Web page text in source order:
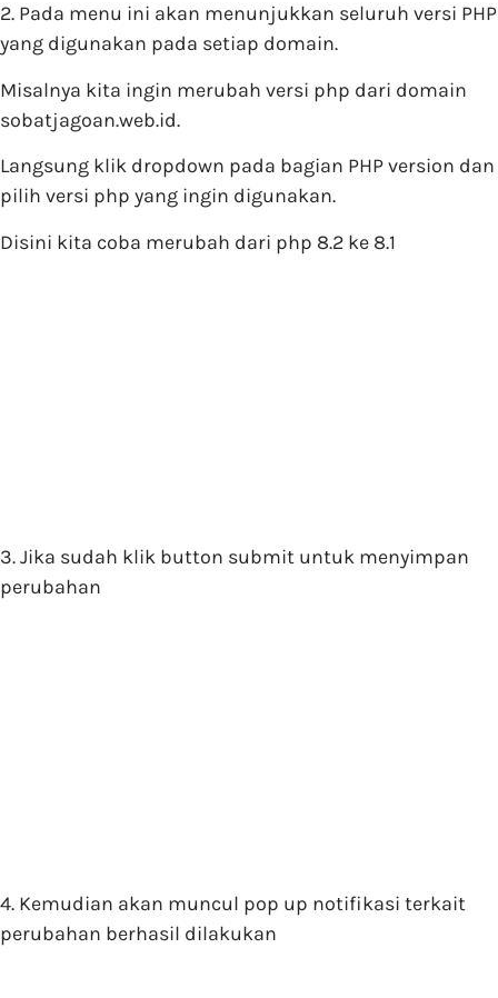
2. Pada menu ini akan menunjukkan seluruh versi PHP
yang digunakan pada setiap domain.
Misalnya kita ingin merubah versi php dari domain
sobatjagoan.web.id.
Langsung klik dropdown pada bagian PHP version dan
pilih versi php yang ingin digunakan.
Disini kita coba merubah dari php 8.2 ke 8.1
3. Jika sudah klik button submit untuk menyimpan
perubahan
4. Kemudian akan muncul pop up notifikasi terkait
perubahan berhasil dilakukan